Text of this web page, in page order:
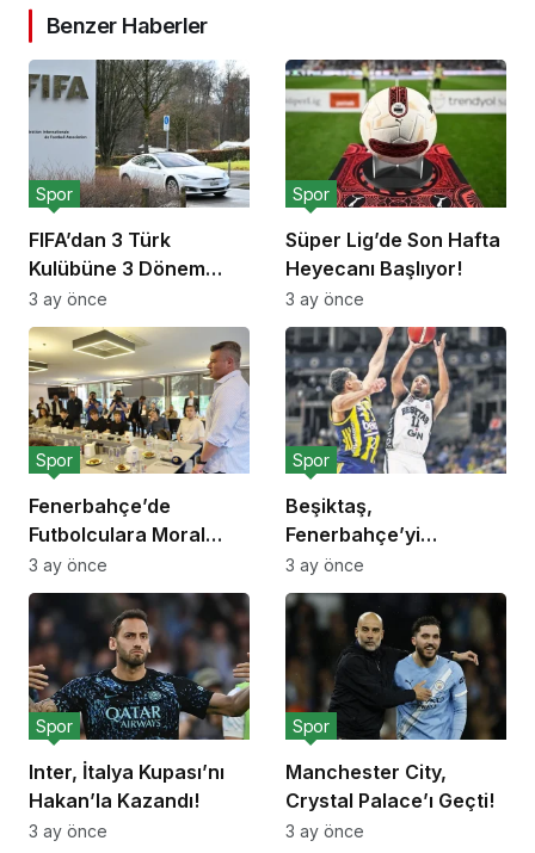
Benzer Haberler
FIFA’dan 3 Türk
Kulübüne 3 Dönem
Transfer Yasağı!
Spor
3 ay önce
Süper Lig’de Son Hafta
Heyecanı Başlıyor!
Spor
3 ay önce
Fenerbahçe’de
Futbolculara Moral
Yemeği!
Spor
3 ay önce
Beşiktaş,
Fenerbahçe’yi
Deplasmanda Yendi!
Spor
3 ay önce
Inter, İtalya Kupası’nı
Hakan’la Kazandı!
Spor
3 ay önce
Manchester City,
Crystal Palace’ı Geçti!
Spor
3 ay önce